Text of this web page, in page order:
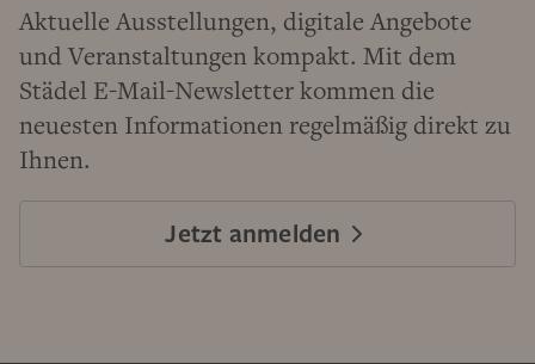
Aktuelle Ausstellungen, digitale Angebote
und Veranstaltungen kompakt. Mit dem
Städel E-Mail-Newsletter kommen die
neuesten Informationen regelmäßig direkt zu
Ihnen.
Jetzt anmelden